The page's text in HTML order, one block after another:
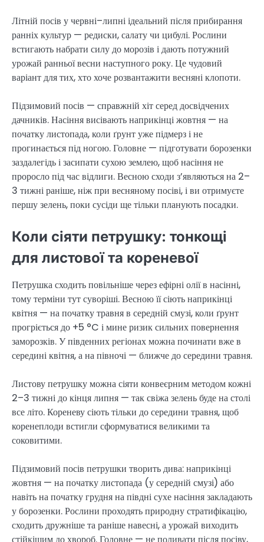
Літній посів у червні–липні ідеальний після прибирання
ранніх культур — редиски, салату чи цибулі. Рослини
встигають набрати силу до морозів і дають потужний
урожай ранньої весни наступного року. Це чудовий
варіант для тих, хто хоче розвантажити весняні клопоти.
Підзимовий посів — справжній хіт серед досвідчених
дачників. Насіння висівають наприкінці жовтня — на
початку листопада, коли ґрунт уже підмерз і не
прогинається під ногою. Головне — підготувати борозенки
заздалегідь і засипати сухою землею, щоб насіння не
проросло під час відлиги. Весною сходи з’являються на 2–
3 тижні раніше, ніж при весняному посіві, і ви отримуєте
першу зелень, поки сусіди ще тільки планують посадки.
Коли сіяти петрушку: тонкощі
для листової та кореневої
Петрушка сходить повільніше через ефірні олії в насінні,
тому терміни тут суворіші. Весною її сіють наприкінці
квітня — на початку травня в середній смузі, коли ґрунт
прогріється до +5 °C і мине ризик сильних повернення
заморозків. У південних регіонах можна починати вже в
середині квітня, а на півночі — ближче до середини травня.
Листову петрушку можна сіяти конвеєрним методом кожні
2–3 тижні до кінця липня — так свіжа зелень буде на столі
все літо. Кореневу сіють тільки до середини травня, щоб
коренеплоди встигли сформуватися великими та
соковитими.
Підзимовий посів петрушки творить дива: наприкінці
жовтня — на початку листопада (у середній смузі) або
навіть на початку грудня на півдні сухе насіння закладають
у борозенки. Рослини проходять природну стратифікацію,
сходить дружніше та раніше навесні, а урожай виходить